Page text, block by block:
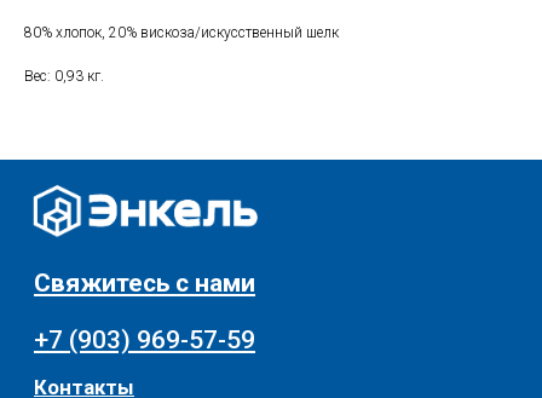
80% хлопок, 20% вискоза/искусственный шелк
Вес: 0,93 кг.